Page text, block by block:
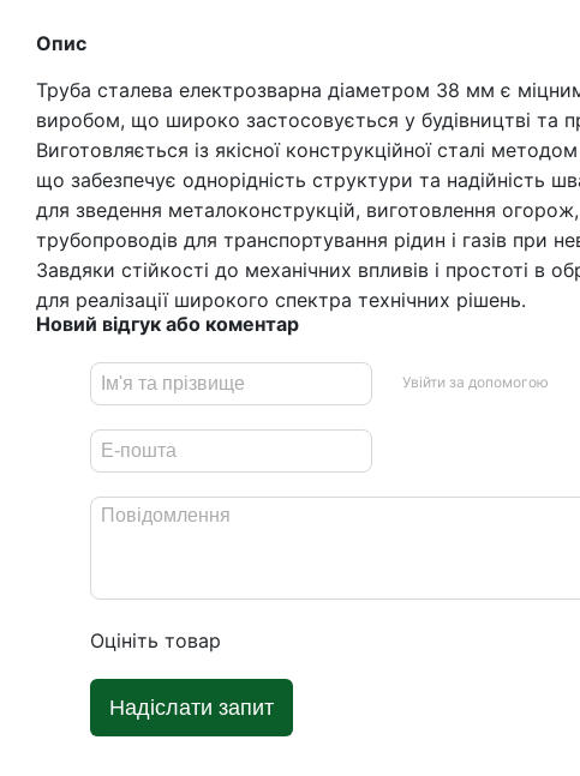
Опис
Труба сталева електрозварна діаметром 38 мм є
виробом, що широко застосовується у будівництві та
Виготовляється із якісної конструкційної сталі
що забезпечує однорідність структури та надійність
для зведення металоконструкцій, виготовлення огорож,
трубопроводів для транспортування рідин і газів при
Завдяки стійкості до механічних впливів і простоті в
для реалізації широкого спектра технічних рішень.
Новий відгук або коментар
Увійти за допомогою
Оцініть товар
Надіслати запит